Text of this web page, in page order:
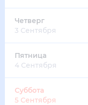
Четверг
3 Сентября
Пятница
4 Сентября
Суббота
5 Сентября